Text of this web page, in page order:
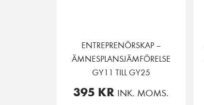
ENTREPRENÖRSKAP –
ÄMNESPLANSJÄMFÖRELSE
GY11 TILL GY25
395 KR INK. MOMS.